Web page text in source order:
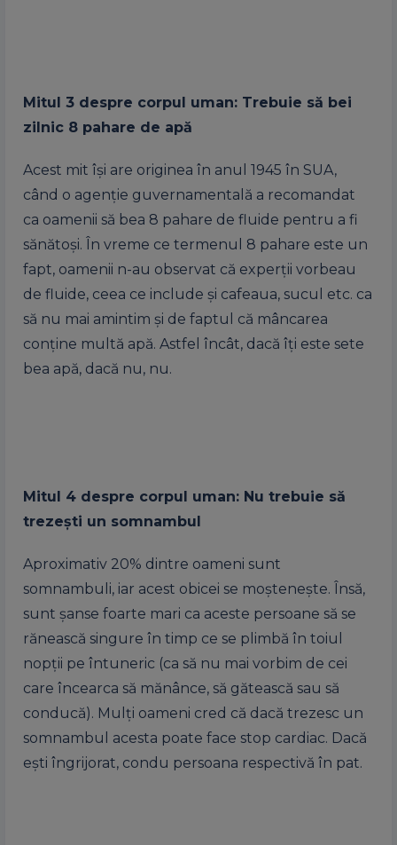
Mitul 3 despre corpul uman: Trebuie să bei
zilnic 8 pahare de apă
Acest mit îşi are originea în anul 1945 în SUA,
când o agenţie guvernamentală a recomandat
ca oamenii să bea 8 pahare de fluide pentru a fi
sănătoşi. În vreme ce termenul 8 pahare este un
fapt, oamenii n-au observat că experţii vorbeau
de fluide, ceea ce include şi cafeaua, sucul etc. ca
să nu mai amintim şi de faptul că mâncarea
conţine multă apă. Astfel încât, dacă îţi este sete
bea apă, dacă nu, nu.
Mitul 4 despre corpul uman: Nu trebuie să
trezeşti un somnambul
Aproximativ 20% dintre oameni sunt
somnambuli, iar acest obicei se moşteneşte. Însă,
sunt şanse foarte mari ca aceste persoane să se
rănească singure în timp ce se plimbă în toiul
nopţii pe întuneric (ca să nu mai vorbim de cei
care încearca să mănânce, să gătească sau să
conducă). Mulţi oameni cred că dacă trezesc un
somnambul acesta poate face stop cardiac. Dacă
eşti îngrijorat, condu persoana respectivă în pat.